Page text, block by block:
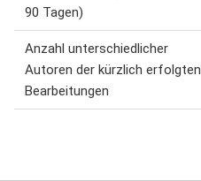
90 Tagen)
Anzahl unterschiedlicher
Autoren der kürzlich erfolgten
Bearbeitungen